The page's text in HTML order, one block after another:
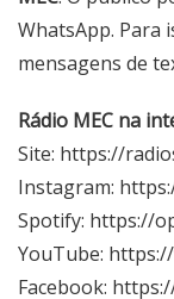
WhatsApp. Para
mensagens de
Rádio MEC na
Site: https://
Instagram:
Spotify: https://
YouTube:
Facebook: